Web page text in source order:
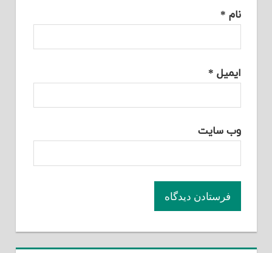
نام *
ایمیل *
وب‌ سایت